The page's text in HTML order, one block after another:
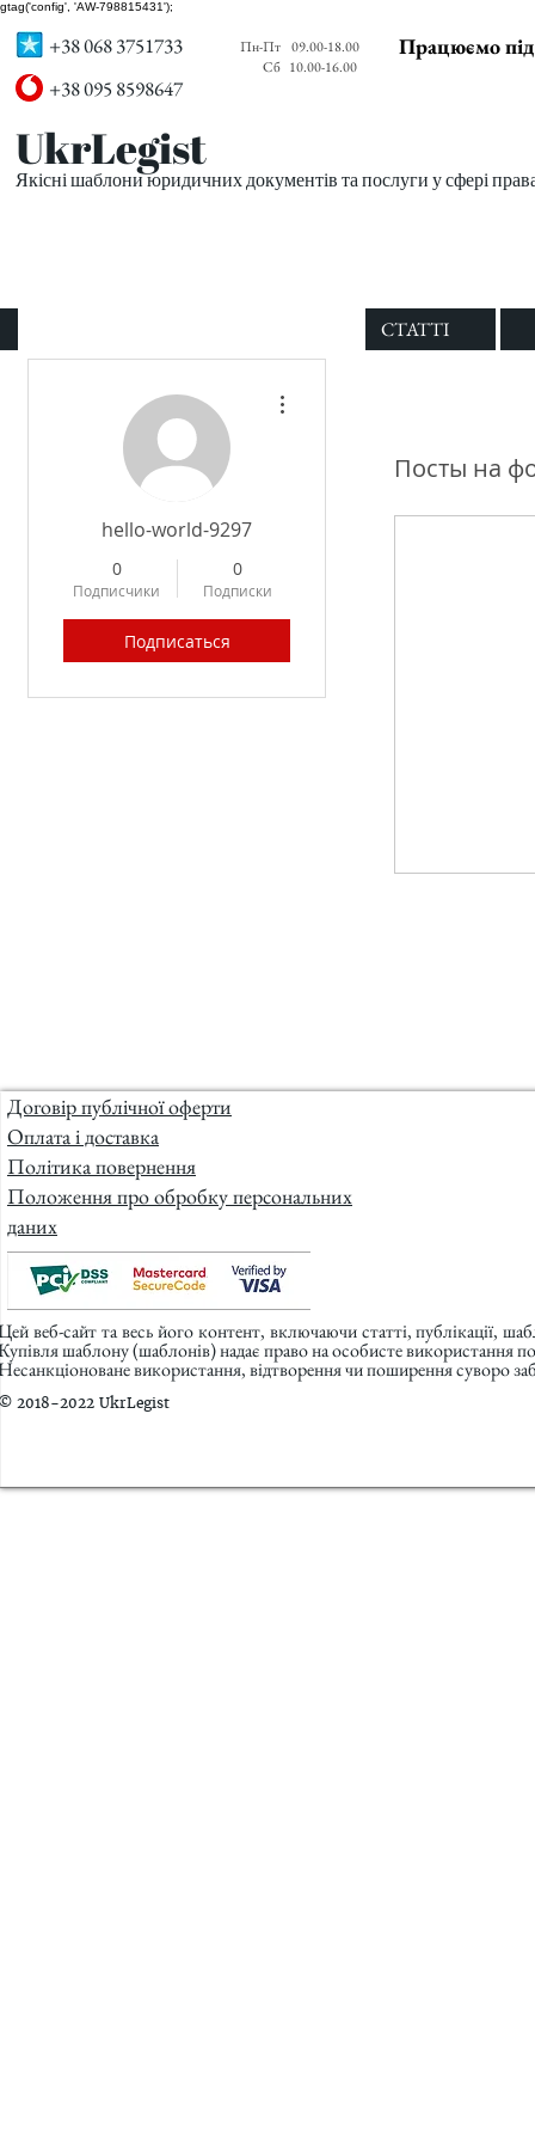
gtag('config', 'AW-798815431');
+38 068 3751733
+38 095 8598647
Пн-Пт
Сб
09.00-18.00
10.00-16.00
Працюємо
UkrLegist
Якісні шаблони юридичних документів та послуги у сфері
СТАТТІ
hello-world-9297
0
Подписчики
0
Подписки
Подписаться
Посты на
Договір публічної оферти
Оплата і доставка
Політика повернення
Положення про обробку персональних
даних
веб-сайт та весь його контент, включаючи статті, публікації,
шаблону (шаблонів) надає право на особисте використання
використання, відтворення чи поширення суворо
2018-2022 UkrLegist